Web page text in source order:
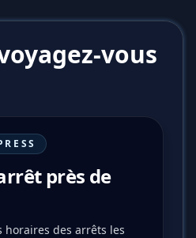
vous
près de
horaires des arrêts les